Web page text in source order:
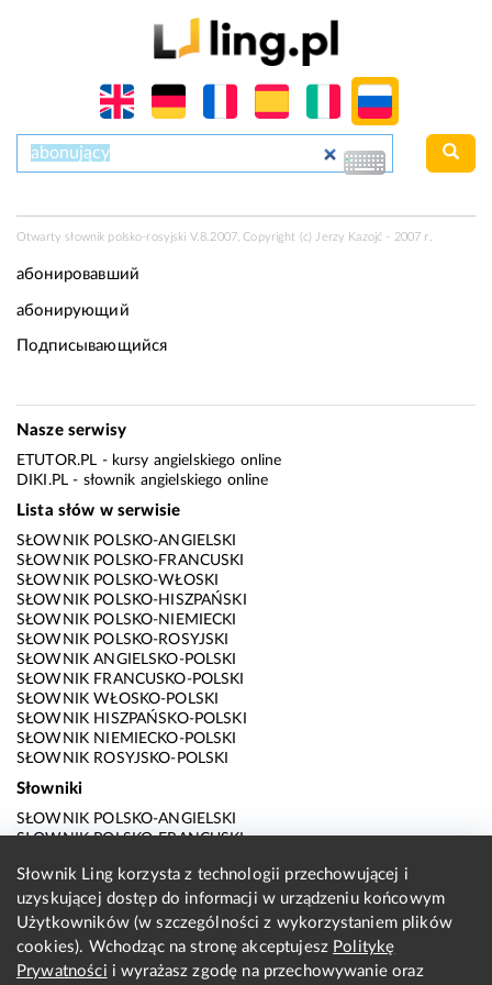
Otwarty słownik polsko-rosyjski V.8.2007, Copyright (c) Jerzy Kazojć - 2007 r.
абонировавший
абонирующий
Подписывающийся
Nasze serwisy
ETUTOR.PL - kursy angielskiego online
DIKI.PL - słownik angielskiego online
Lista słów w serwisie
SŁOWNIK POLSKO-ANGIELSKI
SŁOWNIK POLSKO-FRANCUSKI
SŁOWNIK POLSKO-WŁOSKI
SŁOWNIK POLSKO-HISZPAŃSKI
SŁOWNIK POLSKO-NIEMIECKI
SŁOWNIK POLSKO-ROSYJSKI
SŁOWNIK ANGIELSKO-POLSKI
SŁOWNIK FRANCUSKO-POLSKI
SŁOWNIK WŁOSKO-POLSKI
SŁOWNIK HISZPAŃSKO-POLSKI
SŁOWNIK NIEMIECKO-POLSKI
SŁOWNIK ROSYJSKO-POLSKI
Słowniki
SŁOWNIK POLSKO-ANGIELSKI
SŁOWNIK POLSKO-FRANCUSKI
SŁOWNIK POLSKO-HISZPAŃSKI
SŁOWNIK POLSKO-NIEMIECKI
SŁOWNIK POLSKO-ROSYJSKI
SŁOWNIK ANGIELSKO-POLSKI
SŁOWNIK FRANCUSKO-POLSKI
SŁOWNIK WŁOSKO-POLSKI
Słownik Ling korzysta z technologii przechowującej i
uzyskującej dostęp do informacji w urządzeniu końcowym
Użytkowników (w szczególności z wykorzystaniem plików
cookies). Wchodząc na stronę akceptujesz Politykę
Prywatności i wyrażasz zgodę na przechowywanie oraz